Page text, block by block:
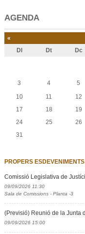
AGENDA
«
Dl Dt Dc
3
4 5
10
11 12
17
18 19
24
25 26
31
PROPERS ESDEVENIMENTS
Comissió Legislativa de
09/09/2026 11:30
Sala de Comissions - Planta -3
(Previsió) Reunió de la Junta
09/09/2026 15:00